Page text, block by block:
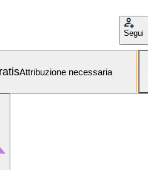
Segui
Attribuzione necessaria